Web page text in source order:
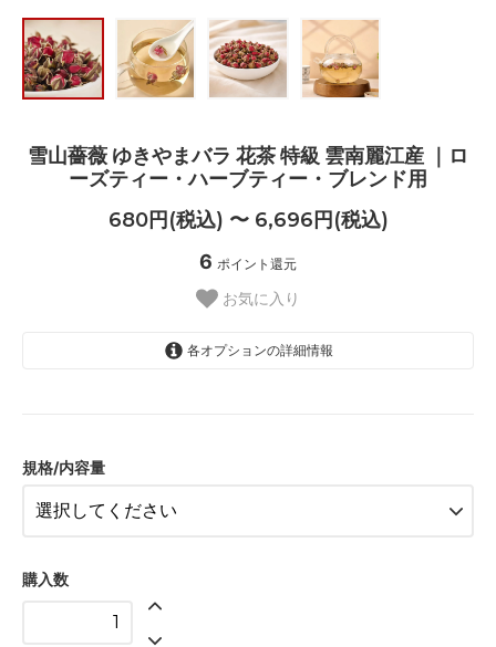
雪山薔薇 ゆきやまバラ 花茶 特級 雲南麗江産 ｜ロ
ーズティー・ハーブティー・ブレンド用
680円(税込) 〜 6,696円(税込)
6 ポイント還元
お気に入り
各オプションの詳細情報
規格/内容量
購入数